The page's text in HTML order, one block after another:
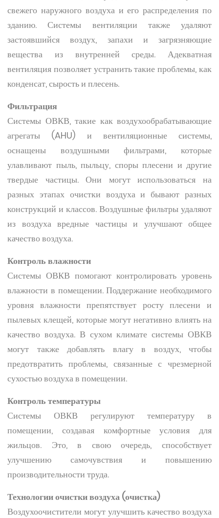
свежего наружного воздуха и его распределения по
зданию. Системы вентиляции также удаляют
застоявшийся воздух, запахи и загрязняющие
вещества из внутренней среды. Адекватная
вентиляция позволяет устранить такие проблемы, как
конденсат, сырость и плесень.
Фильтрация
Системы ОВКВ, такие как воздухообрабатывающие
агрегаты (AHU) и вентиляционные системы,
оснащены воздушными фильтрами, которые
улавливают пыль, пыльцу, споры плесени и другие
твердые частицы. Они могут использоваться на
разных этапах очистки воздуха и бывают разных
конструкций и классов. Воздушные фильтры удаляют
из воздуха вредные частицы и улучшают общее
качество воздуха.
Контроль влажности
Системы ОВКВ помогают контролировать уровень
влажности в помещении. Поддержание необходимого
уровня влажности препятствует росту плесени и
пылевых клещей, которые могут негативно влиять на
качество воздуха. В сухом климате системы ОВКВ
могут также добавлять влагу в воздух, чтобы
предотвратить проблемы, связанные с чрезмерной
сухостью воздуха в помещении.
Контроль температуры
Системы ОВКВ регулируют температуру в
помещении, создавая комфортные условия для
жильцов. Это, в свою очередь, способствует
улучшению самочувствия и повышению
производительности труда.
Технологии очистки воздуха (очистка)
Воздухоочистители могут улучшить качество воздуха